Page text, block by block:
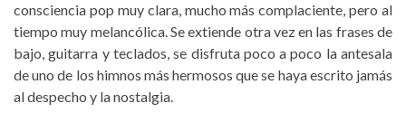
consciencia pop muy clara, mucho más complaciente, pero al
tiempo muy melancólica. Se extiende otra vez en las frases de
bajo, guitarra y teclados, se disfruta poco a poco la antesala
de uno de los himnos más hermosos que se haya escrito jamás
al despecho y la nostalgia.